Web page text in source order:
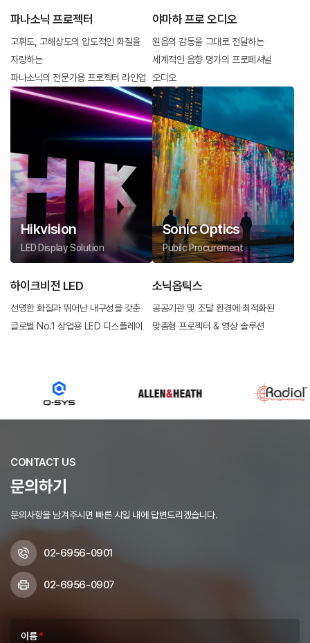
파나소닉 프로젝터
고휘도, 고해상도의 압도적인 화질을
자랑하는
파나소닉의 전문가용 프로젝터 라인업
야마하 프로 오디오
원음의 감동을 그대로 전달하는
세계적인 음향 명가의 프로페셔널
오디오
Hikvision
LED Display Solution
하이크비전 LED
선명한 화질과 뛰어난 내구성을 갖춘
글로벌 No.1 상업용 LED 디스플레이
Sonic Optics
Pubilc Procurement
소닉옵틱스
공공기관 및 조달 환경에 최적화된
맞춤형 프로젝터 & 영상 솔루션
CONTACT US
문의하기
문의사항을 남겨주시면 빠른 시일 내에 답변드리겠습니다.
02-6956-0901
02-6956-0907
이름*